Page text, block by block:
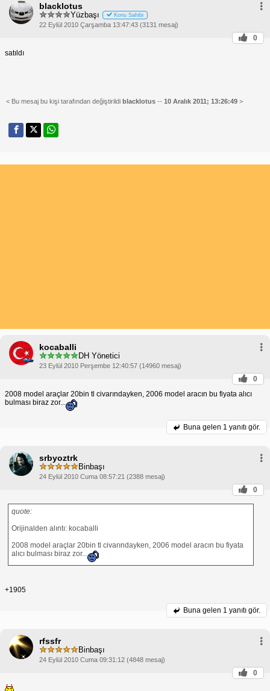
blacklotus
Yüzbaşı Konu Sahibi
22 Eylül 2010 Çarşamba 13:47:43 (3131 mesaj)
0
satıldı
< Bu mesaj bu kişi tarafından değiştirildi blacklotus -- 10 Aralık 2011; 13:26:49 >
kocaballi
DH Yönetici
23 Eylül 2010 Perşembe 12:40:57 (14960 mesaj)
0
2008 model araçlar 20bin tl civarındayken, 2006 model aracın bu fiyata alıcı
bulması biraz zor...
Buna gelen 1 yanıtı gör.
srbyoztrk
Binbaşı
24 Eylül 2010 Cuma 08:57:21 (2388 mesaj)
0
quote:
Orijinalden alıntı: kocaballi
2008 model araçlar 20bin tl civarındayken, 2006 model aracın bu fiyata
alıcı bulması biraz zor...
+1905
Buna gelen 1 yanıtı gör.
rfssfr
Binbaşı
24 Eylül 2010 Cuma 09:31:12 (4848 mesaj)
0